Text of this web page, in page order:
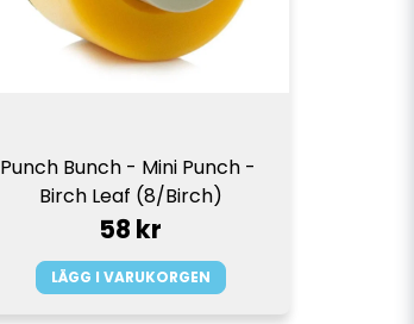
Punch Bunch - Mini Punch -
Birch Leaf (8/Birch)
58 kr
LÄGG I VARUKORGEN